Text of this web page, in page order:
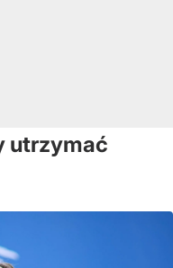
utrzymać